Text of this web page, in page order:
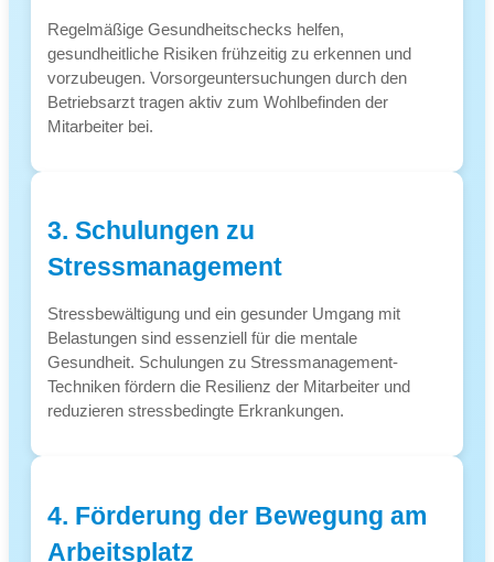
Regelmäßige Gesundheitschecks helfen,
gesundheitliche Risiken frühzeitig zu erkennen und
vorzubeugen. Vorsorgeuntersuchungen durch den
Betriebsarzt tragen aktiv zum Wohlbefinden der
Mitarbeiter bei.
3. Schulungen zu
Stressmanagement
Stressbewältigung und ein gesunder Umgang mit
Belastungen sind essenziell für die mentale
Gesundheit. Schulungen zu Stressmanagement-
Techniken fördern die Resilienz der Mitarbeiter und
reduzieren stressbedingte Erkrankungen.
4. Förderung der Bewegung am
Arbeitsplatz